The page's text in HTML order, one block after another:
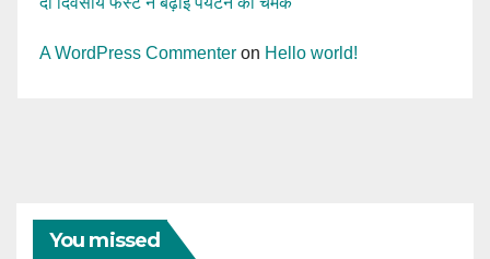
A WordPress Commenter on Hello world!
You missed